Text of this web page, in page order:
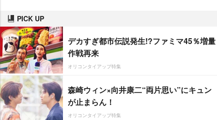
PICK UP
デカすぎ都市伝説発生!?ファミマ45％増量
作戦再来
オリコンタイアップ特集
森崎ウィン×向井康二“両片思い”にキュン
が止まらん！
オリコンタイアップ特集